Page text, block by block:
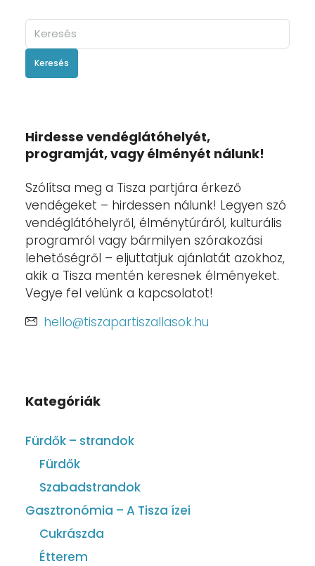
Keresés
Hirdesse vendéglátóhelyét,
programját, vagy élményét nálunk!
Szólítsa meg a Tisza partjára érkező
vendégeket – hirdessen nálunk! Legyen szó
vendéglátóhelyről, élménytúráról, kulturális
programról vagy bármilyen szórakozási
lehetőségről – eljuttatjuk ajánlatát azokhoz,
akik a Tisza mentén keresnek élményeket.
Vegye fel velünk a kapcsolatot!
hello@tiszapartiszallasok.hu
Kategóriák
Fürdők – strandok
Fürdők
Szabadstrandok
Gasztronómia – A Tisza ízei
Cukrászda
Étterem